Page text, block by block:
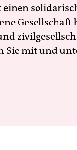
Sie mit und